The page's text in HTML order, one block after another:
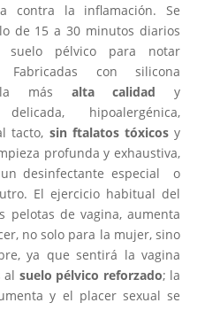
contra la inflamación. Se
de 15 a 30 minutos diarios
suelo pélvico para notar
Fabricadas con silicona
la más alta calidad y
delicada, hipoalergénica,
tacto, sin ftalatos tóxicos y
profunda y exhaustiva,
desinfectante especial o
El ejercicio habitual del
pelotas de vagina, aumenta
no solo para la mujer, sino
ya que sentirá la vagina
al suelo pélvico reforzado; la
y el placer sexual se